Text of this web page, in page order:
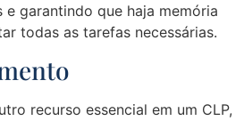
garantindo que haja memória
todas as tarefas necessárias.
recurso essencial em um CLP,